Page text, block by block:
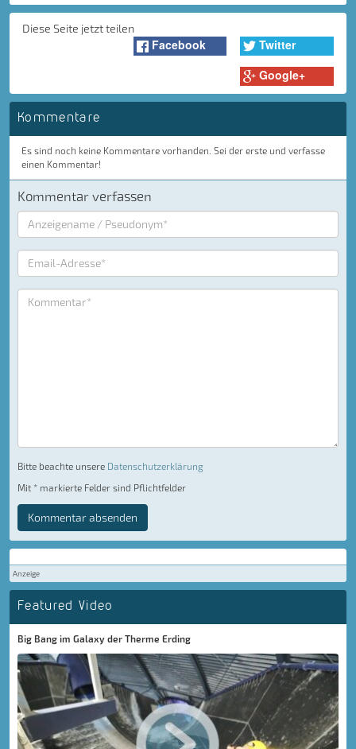
Diese Seite jetzt teilen
Facebook
Twitter
Google+
Kommentare
Es sind noch keine Kommentare vorhanden. Sei der erste und verfasse
einen Kommentar!
Kommentar verfassen
Bitte beachte unsere Datenschutzerklärung
Mit * markierte Felder sind Pflichtfelder
Kommentar absenden
Anzeige
Featured Video
Big Bang im Galaxy der Therme Erding